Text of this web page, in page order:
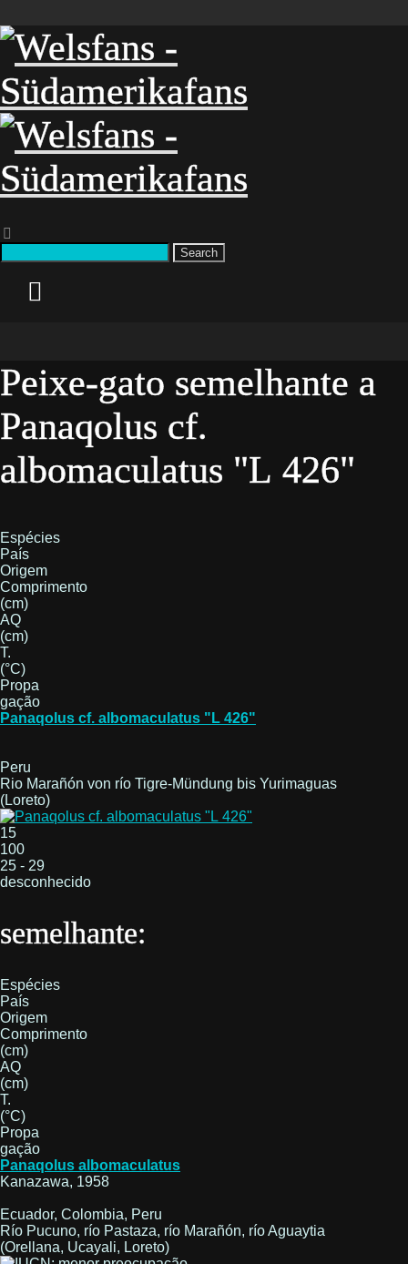
Search
Peixe-gato semelhante a
Panaqolus cf.
albomaculatus "L 426"
Espécies
País
Origem
Comprimento
(cm)
AQ
(cm)
T.
(°C)
Propa
gação
Panaqolus cf. albomaculatus "L 426"
Peru
Rio Marañón von río Tigre-Mündung bis Yurimaguas
(Loreto)
15
100
25 - 29
desconhecido
semelhante:
Espécies
País
Origem
Comprimento
(cm)
AQ
(cm)
T.
(°C)
Propa
gação
Panaqolus albomaculatus
Kanazawa, 1958
Ecuador, Colombia, Peru
Río Pucuno, río Pastaza, río Marañón, río Aguaytia
(Orellana, Ucayali, Loreto)